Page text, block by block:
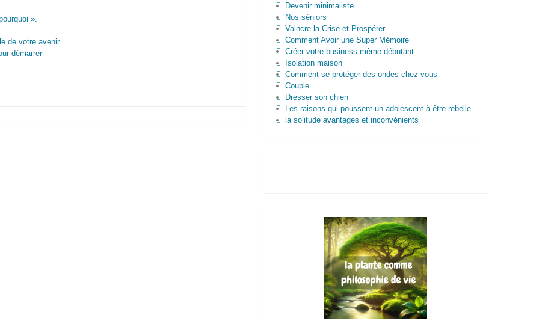
».
de votre avenir.
démarrer
Devenir minimaliste
Nos séniors
Vaincre la Crise et Prospérer
Comment Avoir une Super Mémoire
Créer votre business même débutant
Isolation maison
Comment se protéger des ondes chez vous
Couple
Dresser son chien
Les raisons qui poussent un adolescent à être rebelle
la solitude avantages et inconvénients